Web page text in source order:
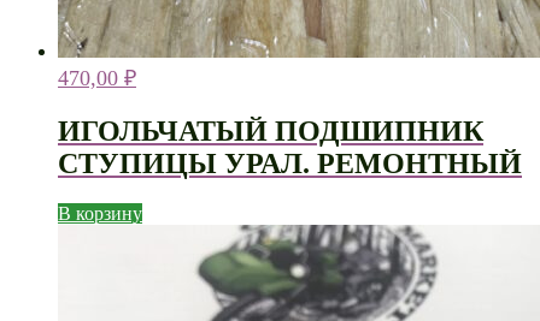
470,00 ₽
ИГОЛЬЧАТЫЙ ПОДШИПНИК
СТУПИЦЫ УРАЛ. РЕМОНТНЫЙ
В корзину